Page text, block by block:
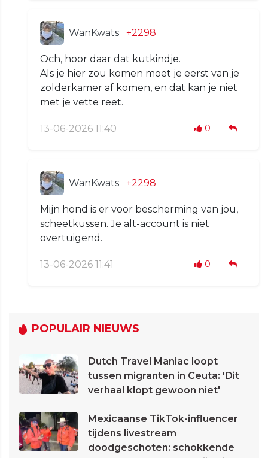
WanKwats +2298
Och, hoor daar dat kutkindje.
Als je hier zou komen moet je eerst van je
zolderkamer af komen, en dat kan je niet
met je vette reet.
13-06-2026 11:40 0
WanKwats +2298
Mijn hond is er voor bescherming van jou,
scheetkussen. Je alt-account is niet
overtuigend.
13-06-2026 11:41 0
POPULAIR NIEUWS
Dutch Travel Maniac loopt
tussen migranten in Ceuta: 'Dit
verhaal klopt gewoon niet'
Mexicaanse TikTok-influencer
tijdens livestream
doodgeschoten: schokkende